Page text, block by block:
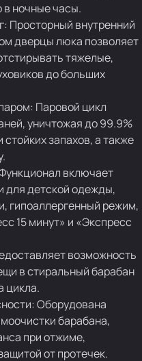
в ночные часы.
Просторный внутренний
дверцы люка позволяет
тяжелые,
до больших
Паровой цикл
уничтожая до 99.9%
запахов, а также
включает
для детской одежды,
гипоаллергенный режим,
15 минут» и «Экспресс
возможность
в стиральный барабан
цикла.
Оборудована
барабана,
при отжиме,
от протечек.